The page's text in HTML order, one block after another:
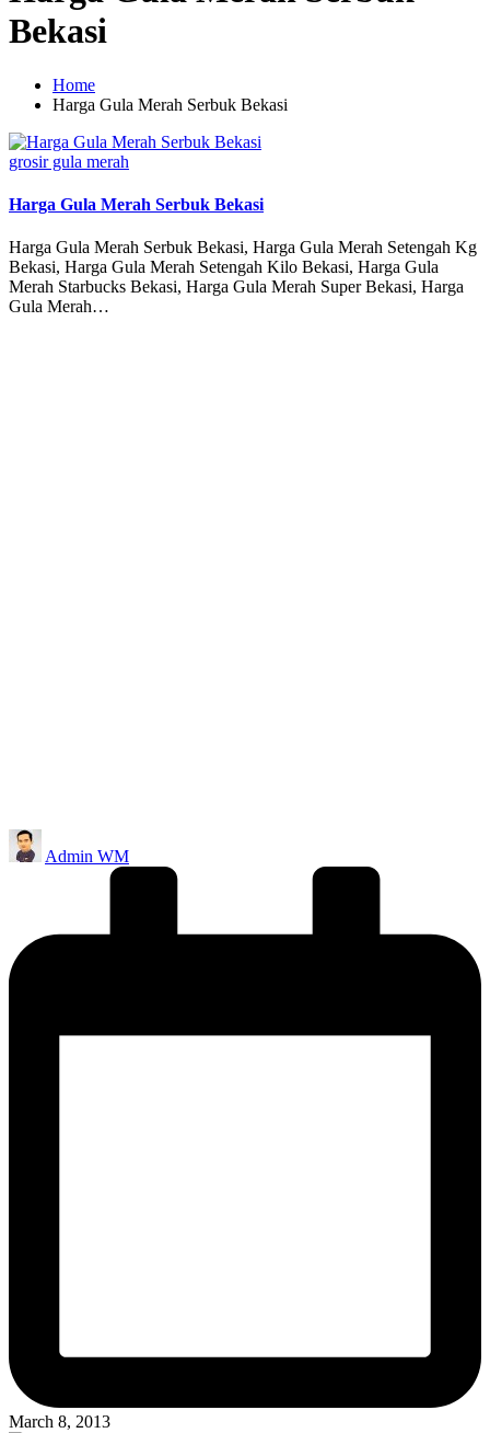
Bekasi
Home
Harga Gula Merah Serbuk Bekasi
Posted
grosir gula merah
Harga Gula Merah Serbuk Bekasi
Harga Gula Merah Serbuk Bekasi, Harga Gula Merah Setengah Kg
Bekasi, Harga Gula Merah Setengah Kilo Bekasi, Harga Gula
Merah Starbucks Bekasi, Harga Gula Merah Super Bekasi, Harga
Gula Merah…
Posted
by
Admin WM
March 8, 2013